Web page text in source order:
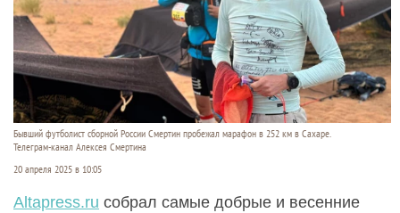
Бывший футболист сборной России Смертин пробежал марафон в 252 км в Сахаре.
Телеграм-канал Алексея Смертина
20 апреля 2025 в 10:05
Altapress.ru собрал самые добрые и весенние